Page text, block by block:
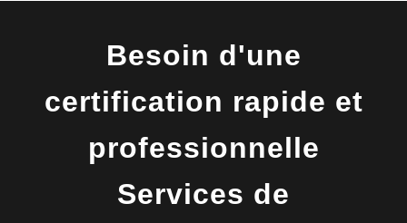
Besoin d'une
certification rapide et
professionnelle
Services de